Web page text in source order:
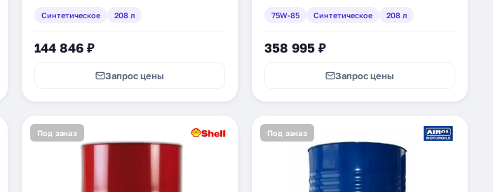
Синтетическое 208 л
144 846 ₽
Запрос цены
75W-85 Синтетическое 208 л
358 995 ₽
Запрос цены
Под заказ Под заказ